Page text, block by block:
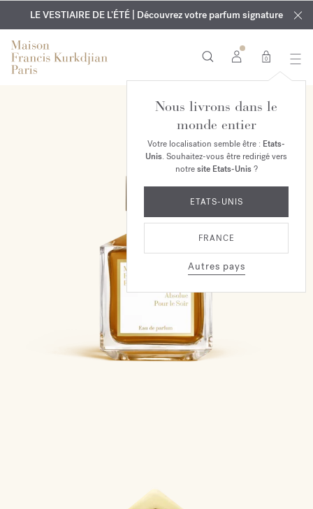
EXCLUSIF | Découvrez le nouveau parfum OUD
velvet mood
dans votre commande*
GRAVURE OFFERTE | Sur tous les parfums et huiles pour le
corps jusqu'au 9 août
LE VESTIAIRE DE L'ÉTÉ | Découvrez votre parfum signature
0
Nous livrons dans le
monde entier
Votre localisation semble être : Etats-
Unis. Souhaitez-vous être redirigé vers
notresite Etats-Unis?
ETATS-UNIS
FRANCE
Autres pays
EXCLUSIVITÉ MAISON